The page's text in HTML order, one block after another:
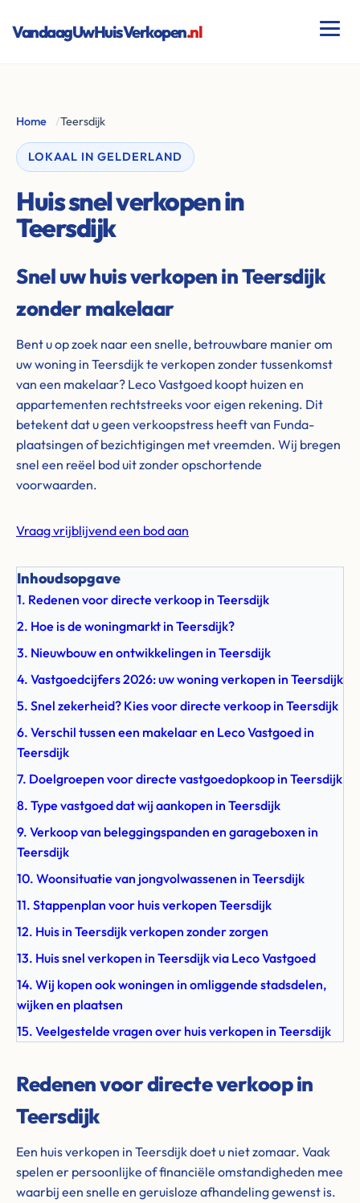
VandaagUwHuisVerkopen.nl
Home /Teersdijk
LOKAAL IN GELDERLAND
Huis snel verkopen in
Teersdijk
Snel uw huis verkopen in Teersdijk
zonder makelaar
Bent u op zoek naar een snelle, betrouwbare manier om
uw woning in Teersdijk te verkopen zonder tussenkomst
van een makelaar? Leco Vastgoed koopt huizen en
appartementen rechtstreeks voor eigen rekening. Dit
betekent dat u geen verkoopstress heeft van Funda-
plaatsingen of bezichtigingen met vreemden. Wij bregen
snel een reëel bod uit zonder opschortende
voorwaarden.
Vraag vrijblijvend een bod aan
Inhoudsopgave
1. Redenen voor directe verkoop in Teersdijk
2. Hoe is de woningmarkt in Teersdijk?
3. Nieuwbouw en ontwikkelingen in Teersdijk
4. Vastgoedcijfers 2026: uw woning verkopen in Teersdijk
5. Snel zekerheid? Kies voor directe verkoop in Teersdijk
6. Verschil tussen een makelaar en Leco Vastgoed in
Teersdijk
7. Doelgroepen voor directe vastgoedopkoop in Teersdijk
8. Type vastgoed dat wij aankopen in Teersdijk
9. Verkoop van beleggingspanden en garageboxen in
Teersdijk
10. Woonsituatie van jongvolwassenen in Teersdijk
11. Stappenplan voor huis verkopen Teersdijk
12. Huis in Teersdijk verkopen zonder zorgen
13. Huis snel verkopen in Teersdijk via Leco Vastgoed
14. Wij kopen ook woningen in omliggende stadsdelen,
wijken en plaatsen
15. Veelgestelde vragen over huis verkopen in Teersdijk
Redenen voor directe verkoop in
Teersdijk
Een huis verkopen in Teersdijk doet u niet zomaar. Vaak
spelen er persoonlijke of financiële omstandigheden mee
waarbij een snelle en geruisloze afhandeling gewenst is.